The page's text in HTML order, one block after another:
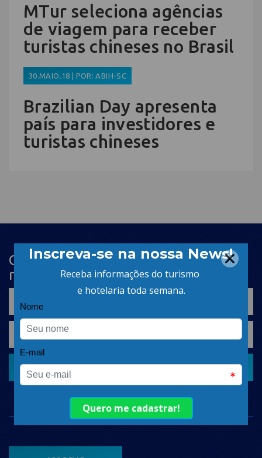
MTur seleciona agências
de viagem para receber
turistas chineses no Brasil
30.MAIO.18 | POR: ABIH-SC
Brazilian Day apresenta
país para investidores e
turistas chineses
Cadastre-se na newsletter e receba
nosso conteúdo em seu e-mail
CADASTRAR